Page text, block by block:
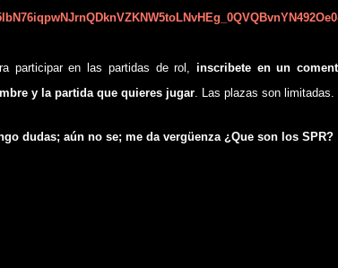
participar en las partidas de rol, inscribete en un
y la partida que quieres jugar . Las plazas son limitadas.
dudas; aún no se; me da vergüenza ¿Que son los SPR?